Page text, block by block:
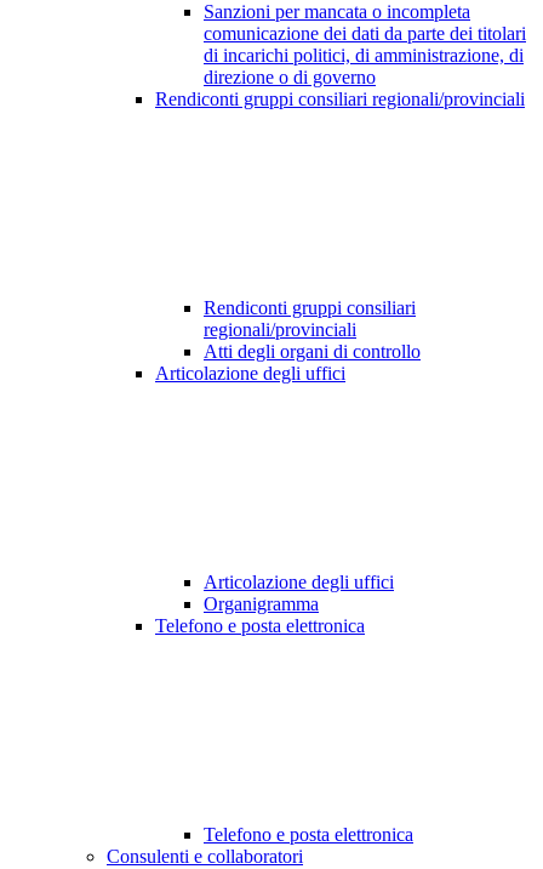
Sanzioni per mancata o incompleta
comunicazione dei dati da parte dei titolari
di incarichi politici, di amministrazione, di
direzione o di governo
Rendiconti gruppi consiliari regionali/provinciali
Rendiconti gruppi consiliari
regionali/provinciali
Atti degli organi di controllo
Articolazione degli uffici
Articolazione degli uffici
Organigramma
Telefono e posta elettronica
Telefono e posta elettronica
Consulenti e collaboratori